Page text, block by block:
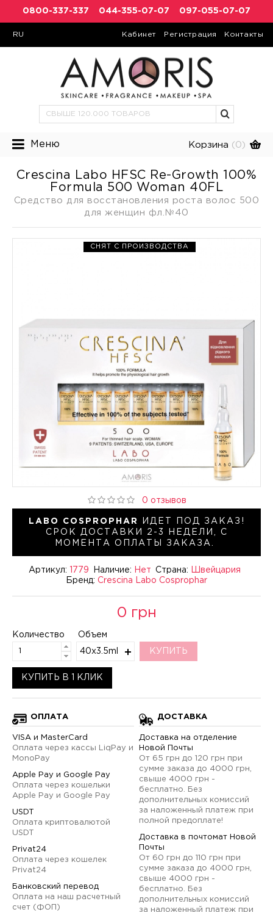
0800-337-337 044-355-07-07 097-055-07-07
RU Кабинет Регистрация Контакты
Меню Корзина (0)
Crescina Labo HFSC Re-Growth 100%
Formula 500 Woman 40FL
Средство для восстановления роста волос 500
для женщин фл.№40
СНЯТ С ПРОИЗВОДСТВА
LABO COSPROPHAR
ИДЕТ ПОД ЗАКАЗ!
СРОК ДОСТАВКИ 2-3 НЕДЕЛИ, С
МОМЕНТА ОПЛАТЫ ЗАКАЗА.
Артикул: 1779 Наличие: Нет Страна:
Швейцария
Бренд: Crescina Labo Cosprophar
0 отзывов
0 грн
Количество Объем
40x3.5ml КУПИТЬ
КУПИТЬ В 1 КЛИК
ОПЛАТА
VISA и MasterCard
Оплата через кассы LiqPay и
MonoPay
Apple Pay и Google Pay
Оплата через кошельки
Apple Pay и Google Pay
USDT
Оплата криптовалютой
USDT
Privat24
Оплата через кошелек
Privat24
Банковский перевод
Оплата на наш расчетный
счет (ФОП)
ДОСТАВКА
Доставка на отделение
Новой Почты
От 65 грн до 120 грн при
сумме заказа до 4000 грн,
свыше 4000 грн -
бесплатно. Без
дополнительных комиссий
за наложенный платеж при
полной предоплате!
Доставка в почтомат Новой
Почты
От 60 грн до 110 грн при
сумме заказа до 4000 грн,
свыше 4000 грн -
бесплатно. Без
дополнительных комиссий
за наложенный платеж при